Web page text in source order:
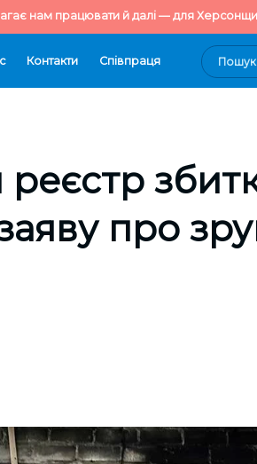
нам працювати й далі — для
Контакти Cпівпраця
про